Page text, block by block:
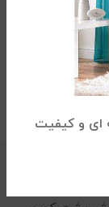
ای و کیفیت